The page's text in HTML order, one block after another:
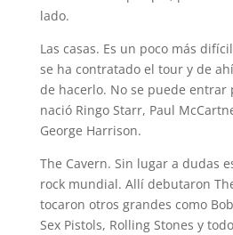
lado.
Las casas. Es un poco más
se ha contratado el tour y de
de hacerlo. No se puede entrar
nació Ringo Starr, Paul
George Harrison.
The Cavern. Sin lugar a dudas
rock mundial. Allí debutaron
tocaron otros grandes como
Sex Pistols, Rolling Stones y